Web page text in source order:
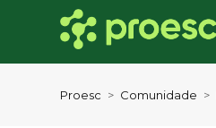
Proesc Comunidade